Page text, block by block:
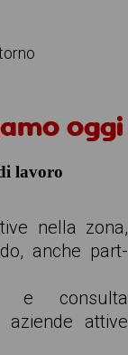
oggi
lavoro
nella zona,
anche part-
e consulta
attive